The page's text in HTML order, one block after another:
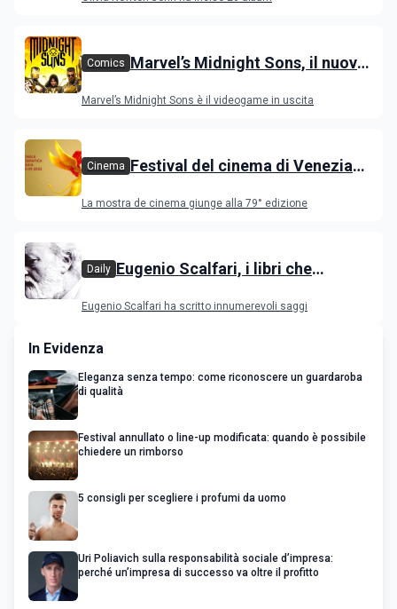
Comics Marvel’s Midnight Sons, il nuovo
degli Avengers
Marvel’s Midnight Sons è il videogame in uscita
Cinema Festival del cinema di Venezia
concorso e nelle varie sezioni
La mostra de cinema giunge alla 79° edizione
Daily Eugenio Scalfari, i libri che
Eugenio Scalfari ha scritto innumerevoli saggi
In Evidenza
Eleganza senza tempo: come riconoscere un guardaroba
di qualità
Festival annullato o line-up modificata: quando è possibile
chiedere un rimborso
5 consigli per scegliere i profumi da uomo
Uri Poliavich sulla responsabilità sociale d’impresa:
perché un’impresa di successo va oltre il profitto